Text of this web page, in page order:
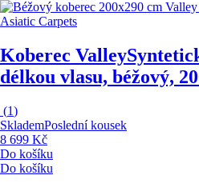
Asiatic Carpets
Koberec Valley
délkou vlasu, béžový,
(1)
SklademPoslední kousek
8 699 Kč
Do košíku
Do košíku